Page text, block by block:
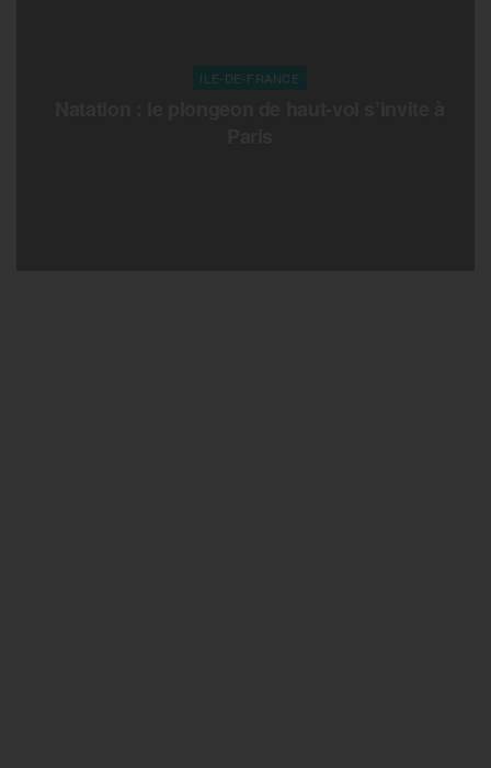
ILE-DE-FRANCE